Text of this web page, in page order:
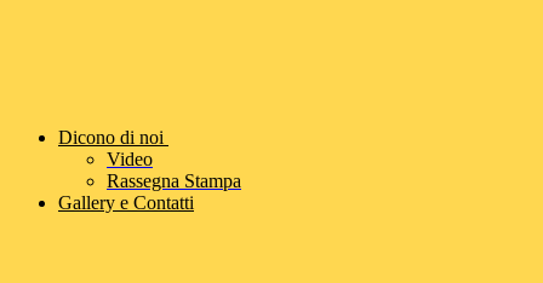
Dicono di noi
Video
Rassegna Stampa
Gallery e Contatti